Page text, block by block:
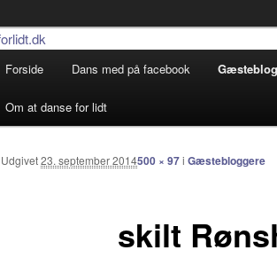
vidanserforlidt.dk
Debatterende tekster med filosofisk tilsnit om
Fortsæt
til
primært
Forside Dans med på facebook
Om at danse for lidt
skilt
Udgivet23. september 2014500 × 97i Gæstebloggere